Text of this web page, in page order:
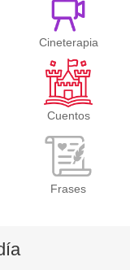
Cineterapia
Cuentos
Frases